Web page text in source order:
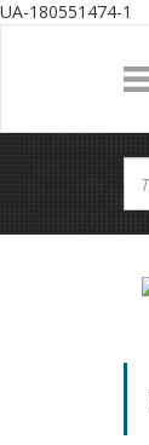
UA-180551474-1